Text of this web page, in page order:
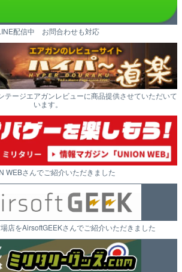
配信中 お問合わせも対応
テージエアガンレビューに商品提供させていただいて
います。
WEBさんでご紹介いただきました
店をAirsoftGEEKさんでご紹介いただきました